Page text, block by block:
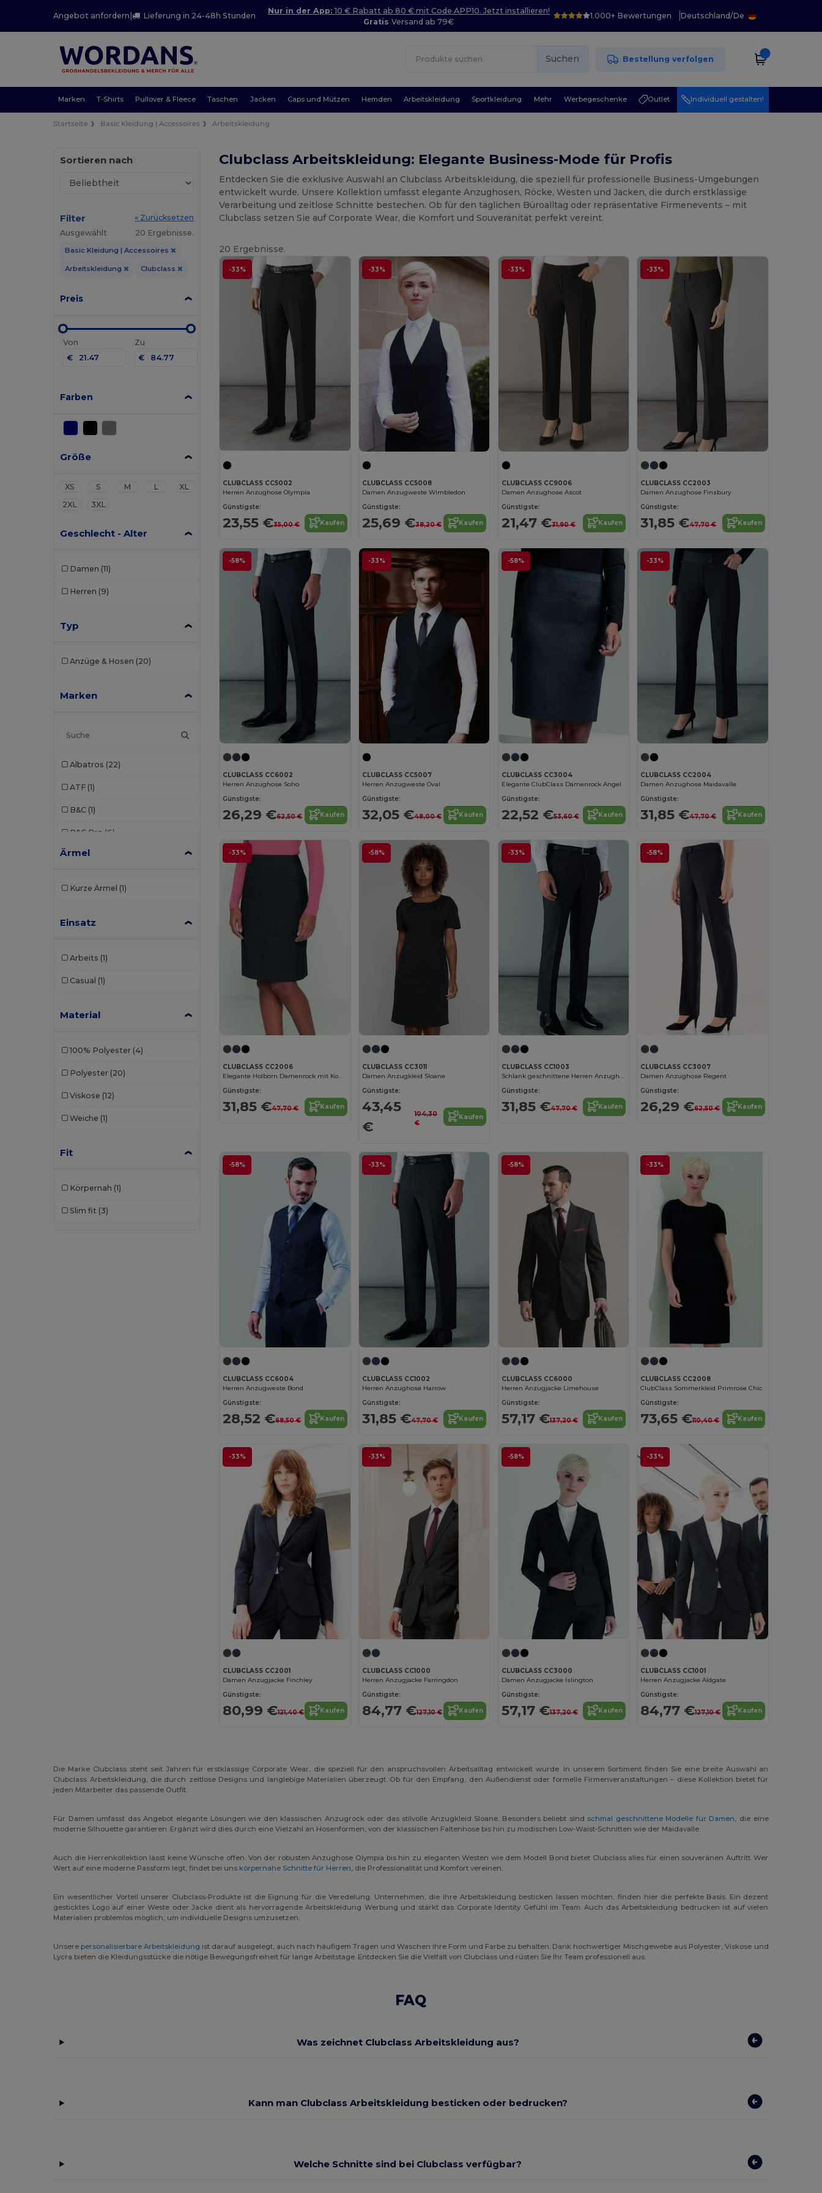
Angebot anfordern | Lieferung in 24-48h Stunden
Nur in der App: 10 € Rabatt ab 80 € mit Code APP10. Jetzt installieren!
GratisVersand ab 79€
1.000+ Bewertungen Deutschland/De
Suchen Bestellung verfolgen
Marken T-Shirts Pullover & Fleece Taschen Jacken Caps und Mützen Hemden Arbeitskleidung Sportkleidung Mehr Werbegeschenke Outlet Individuell gestalten!
Startseite Basic Kleidung | Accessoires Arbeitskleidung
Sortieren nach
Filter
« Zurücksetzen
Ausgewählt
20 Ergebnisse.
Basic Kleidung | Accessoires
Arbeitskleidung Clubclass
Preis
Von
€
Zu
€
Farben
Größe
XS S M L
XL
2XL
3XL
Geschlecht - Alter
Damen (11)
Herren (9)
Typ
Anzüge & Hosen (20)
Marken
Albatros (22)
ATF (1)
B&C (1)
B&C Pro (6)
Bata Industrials
Build Your Brand
Clubclass
Estex
Herock
TH Clothes (3)
U-Power (27)
Westford mill (2)
WK. Designed To Work (46)
Ärmel
Kurze Ärmel (1)
Einsatz
Arbeits (1)
Casual (1)
Material
100% Polyester (4)
Polyester (20)
Viskose (12)
Weiche (1)
Fit
Körpernah (1)
Slim fit (3)
Clubclass Arbeitskleidung: Elegante Business-Mode für Profis
Entdecken Sie die exklusive Auswahl an Clubclass Arbeitskleidung, die speziell für professionelle Business-Umgebungen
entwickelt wurde. Unsere Kollektion umfasst elegante Anzughosen, Röcke, Westen und Jacken, die durch erstklassige
Verarbeitung und zeitlose Schnitte bestechen. Ob für den täglichen Büroalltag oder repräsentative Firmenevents – mit
Clubclass setzen Sie auf Corporate Wear, die Komfort und Souveränität perfekt vereint.
20 Ergebnisse.
-33%
CLUBCLASS CC5002
Herren Anzughose Olympia
Günstigste:
23,55 €35,00 € Kaufen
-33%
CLUBCLASS CC5008
Damen Anzugweste Wimbledon
Günstigste:
25,69 €38,20 € Kaufen
-33%
CLUBCLASS CC9006
Damen Anzughose Ascot
Günstigste:
21,47 €31,90 € Kaufen
-33%
CLUBCLASS CC2003
Damen Anzughose Finsbury
Günstigste:
31,85 €47,70 € Kaufen
-58%
CLUBCLASS CC6002
Herren Anzughose Soho
Günstigste:
26,29 €62,50 € Kaufen
-33%
CLUBCLASS CC5007
Herren Anzugweste Oval
Günstigste:
32,05 €48,00 € Kaufen
-58%
CLUBCLASS CC3004
Elegante ClubClass Damenrock Angel
Günstigste:
22,52 €53,60 € Kaufen
-33%
CLUBCLASS CC2004
Damen Anzughose Maidavalle
Günstigste:
31,85 €47,70 € Kaufen
-33%
CLUBCLASS CC2006
Elegante Holborn Damenrock mit Komfort
Günstigste:
31,85 €47,70 € Kaufen
-58%
CLUBCLASS CC3011
Damen Anzugkleid Sloane
Günstigste:
43,45
€
104,30
€
Kaufen
-33%
CLUBCLASS CC1003
Schlank geschnittene Herren Anzughose
Günstigste:
31,85 €47,70 € Kaufen
-58%
CLUBCLASS CC3007
Damen Anzughose Regent
Günstigste:
26,29 €62,50 € Kaufen
-58%
CLUBCLASS CC6004
Herren Anzugweste Bond
Günstigste:
28,52 €68,50 € Kaufen
-33%
CLUBCLASS CC1002
Herren Anzughose Harrow
Günstigste:
31,85 €47,70 € Kaufen
-58%
CLUBCLASS CC6000
Herren Anzugjacke Limehouse
Günstigste:
57,17 €137,20 € Kaufen
-33%
CLUBCLASS CC2008
ClubClass Sommerkleid Primrose Chic
Günstigste:
73,65 €110,40 € Kaufen
-33%
CLUBCLASS CC2001
Damen Anzugjacke Finchley
Günstigste:
80,99 €121,40 € Kaufen
-33%
CLUBCLASS CC1000
Herren Anzugjacke Farringdon
Günstigste:
84,77 €127,10 € Kaufen
-58%
CLUBCLASS CC3000
Damen Anzugjacke Islington
Günstigste:
57,17 €137,20 € Kaufen
-33%
CLUBCLASS CC1001
Herren Anzugjacke Aldgate
Günstigste:
84,77 €127,10 € Kaufen
Die Marke Clubclass steht seit Jahren für erstklassige Corporate Wear, die speziell für den anspruchsvollen Arbeitsalltag entwickelt wurde. In unserem Sortiment finden Sie eine breite Auswahl an
Clubclass Arbeitskleidung, die durch zeitlose Designs und langlebige Materialien überzeugt. Ob für den Empfang, den Außendienst oder formelle Firmenveranstaltungen – diese Kollektion bietet für
jeden Mitarbeiter das passende Outfit.
Für Damen umfasst das Angebot elegante Lösungen wie den klassischen Anzugrock oder das stilvolle Anzugkleid Sloane. Besonders beliebt sind schmal geschnittene Modelle für Damen, die eine
moderne Silhouette garantieren. Ergänzt wird dies durch eine Vielzahl an Hosenformen, von der klassischen Faltenhose bis hin zu modischen Low-Waist-Schnitten wie der Maidavalle.
Auch die Herrenkollektion lässt keine Wünsche offen. Von der robusten Anzughose Olympia bis hin zu eleganten Westen wie dem Modell Bond bietet Clubclass alles für einen souveränen Auftritt. Wer
Wert auf eine moderne Passform legt, findet bei uns körpernahe Schnitte für Herren, die Professionalität und Komfort vereinen.
Ein wesentlicher Vorteil unserer Clubclass-Produkte ist die Eignung für die Veredelung. Unternehmen, die ihre Arbeitskleidung besticken lassen möchten, finden hier die perfekte Basis. Ein dezent
gesticktes Logo auf einer Weste oder Jacke dient als hervorragende Arbeitskleidung Werbung und stärkt das Corporate Identity Gefühl im Team. Auch das Arbeitskleidung bedrucken ist auf vielen
Materialien problemlos möglich, um individuelle Designs umzusetzen.
Unsere personalisierbare Arbeitskleidung ist darauf ausgelegt, auch nach häufigem Tragen und Waschen ihre Form und Farbe zu behalten. Dank hochwertiger Mischgewebe aus Polyester, Viskose und
Lycra bieten die Kleidungsstücke die nötige Bewegungsfreiheit für lange Arbeitstage. Entdecken Sie die Vielfalt von Clubclass und rüsten Sie Ihr Team professionell aus.
FAQ
Was zeichnet Clubclass Arbeitskleidung aus?
Kann man Clubclass Arbeitskleidung besticken oder bedrucken?
Welche Schnitte sind bei Clubclass verfügbar?